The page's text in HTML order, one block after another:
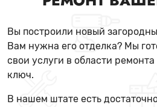
Вы построили новый
Вам нужна его отделка? Мы
свои услуги в области
ключ.
В нашем штате есть